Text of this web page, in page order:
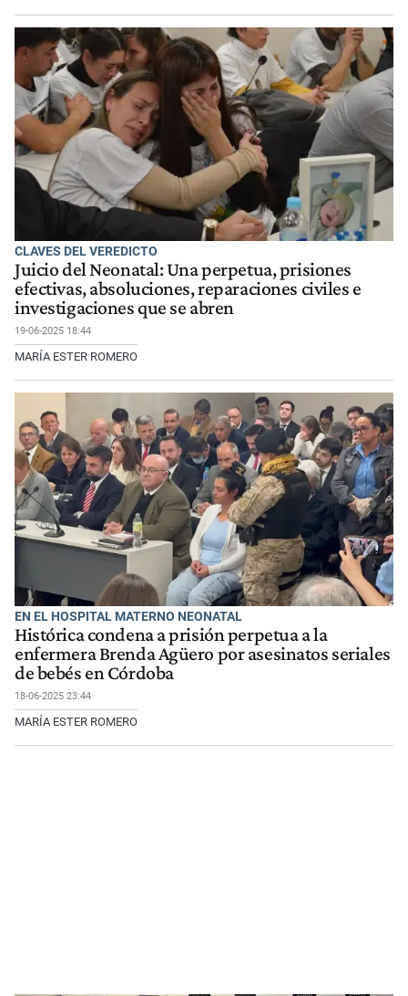
CLAVES DEL VEREDICTO
Juicio del Neonatal: Una perpetua, prisiones
efectivas, absoluciones, reparaciones civiles e
investigaciones que se abren
19-06-2025 18:44
MARÍA ESTER ROMERO
EN EL HOSPITAL MATERNO NEONATAL
Histórica condena a prisión perpetua a la
enfermera Brenda Agüero por asesinatos seriales
de bebés en Córdoba
18-06-2025 23:44
MARÍA ESTER ROMERO